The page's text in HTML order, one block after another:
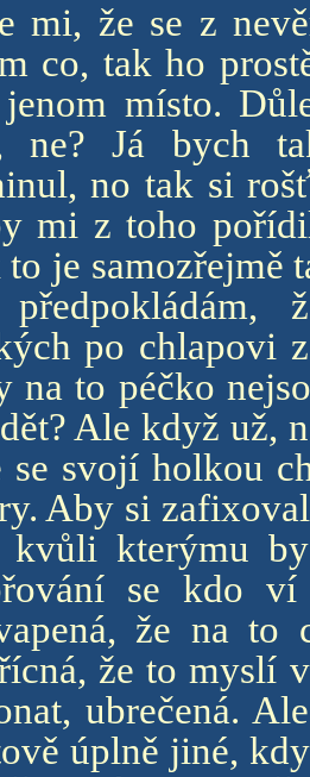
mi, že se z
co, tak ho
místo.
ne? Já bych
no tak si
mi z toho
je samozřejmě
předpokládám,
po chlapovi
na to péčko
Ale když už,
se svojí holkou
Aby si
kvůli kterýmu
se kdo
že na to
že to myslí
ubrečená.
úplně jiné,